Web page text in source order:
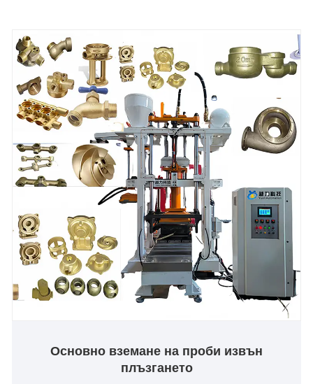
Основно вземане на проби извън
плъзгането